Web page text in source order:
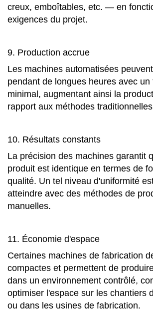
creux, emboîtables, etc. — en
exigences du projet.
9. Production accrue
Les machines automatisées
pendant de longues heures avec un
minimal, augmentant ainsi la
rapport aux méthodes
10. Résultats constants
La précision des machines garantit
produit est identique en termes de
qualité. Un tel niveau d'uniformité
atteindre avec des méthodes de
manuelles.
11. Économie d'espace
Certaines machines de fabrication
compactes et permettent de
dans un environnement contrôlé,
optimiser l'espace sur les chantiers
ou dans les usines de fabrication.